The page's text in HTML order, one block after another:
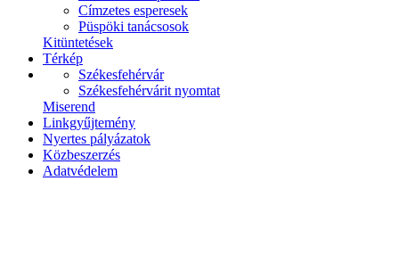
Címzetes esperesek
Püspöki tanácsosok
Kitüntetések
Térkép
Székesfehérvár
Székesfehérvárit nyomtat
Miserend
Linkgyűjtemény
Nyertes pályázatok
Közbeszerzés
Adatvédelem